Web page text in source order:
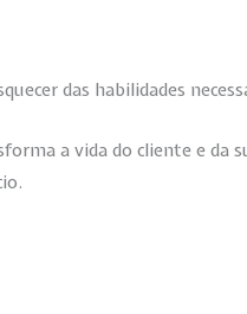
das habilidades
a vida do cliente e da